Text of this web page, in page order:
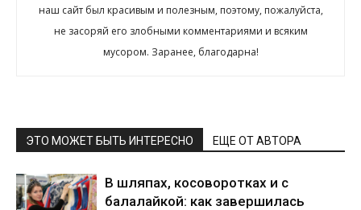
наш сайт был красивым и полезным, поэтому, пожалуйста,
не засоряй его злобными комментариями и всяким
мусором. Заранее, благодарна!
ЭТО МОЖЕТ БЫТЬ ИНТЕРЕСНО ЕЩЕ ОТ АВТОРА
В шляпах, косоворотках и с
балалайкой: как завершилась